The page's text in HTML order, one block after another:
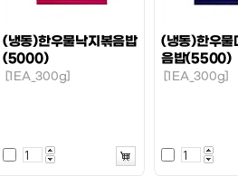
(냉동)한우물낙지볶음밥
(5000)
[1EA_300g]
(냉동)한우물
음밥(5500)
[1EA_300g]